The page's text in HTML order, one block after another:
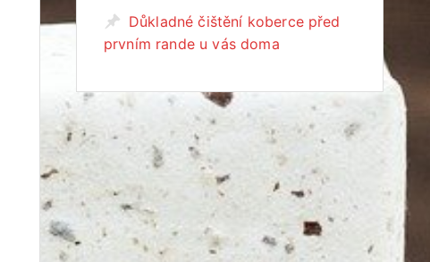
Důkladné čištění koberce před
prvním rande u vás doma